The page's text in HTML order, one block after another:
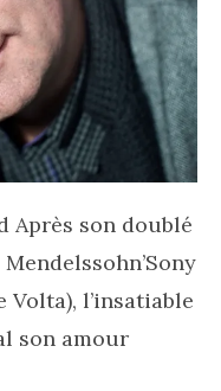
Après son doublé
Volta), l’insatiable
son amour